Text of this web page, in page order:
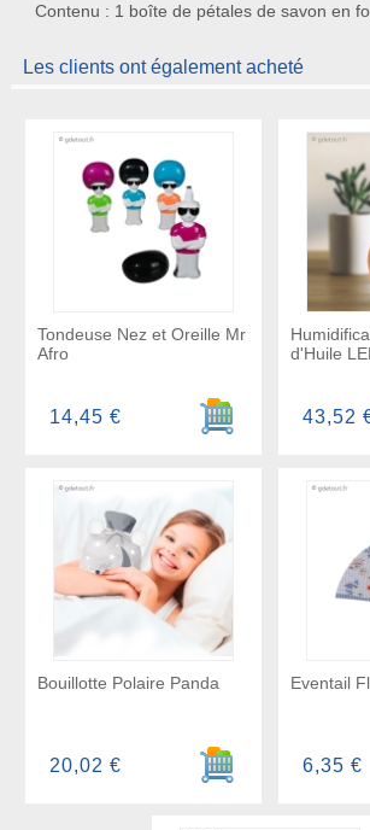
Contenu : 1 boîte de pétales de savon en
Les clients ont également acheté
Tondeuse Nez et Oreille Mr
Afro
Ajouter au panier
14,45 €
d'Huile
43,52
Bouillotte Polaire Panda
Ajouter au panier
20,02 €
Eventail
6,35 €